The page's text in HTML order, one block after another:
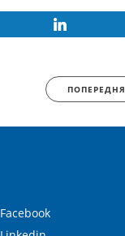
ПОПЕРЕДНЯ
Facebook